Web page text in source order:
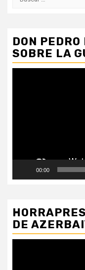
DON
SOBRE LA
00:00
DE